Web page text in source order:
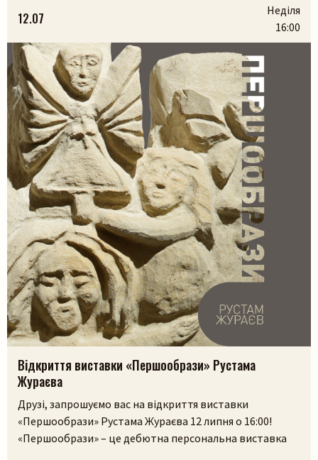
народилися з українських легенд, природи та музики.
На вас чекають:– презентація книги разом з авторами
Марією Яремак та Павлом Яремаком.– […]
12.07
Неділя
16:00
Відкриття виставки «Першообрази» Рустама
Жураєва
Друзі, запрошуємо вас на відкриття виставки
«Першообрази» Рустама Жураєва 12 липня о 16:00!
«Першообрази» – це дебютна персональна виставка